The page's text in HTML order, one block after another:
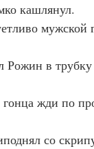
кашлянул.
мужской
в
жди по
со